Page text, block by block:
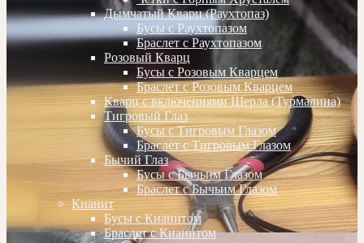
Дымчатый Кварц (Раухтопаз)
Бусы с Раухтопазом
Браслет с Раухтопазом
Розовый Кварц
Бусы с Розовым Кварцем
Браслет с Розовым Кварцем
Кварц с включениями Шерла (Турмалина)
Тигровый Глаз
Бусы с Тигровым Глазом
Браслет с Тигровым Глазом
Бычий Глаз
Бусы с Бычьим Глазом
Браслет с Бычьим Глазом
Кианит
Бусы с Кианитом
Браслет с Кианитом